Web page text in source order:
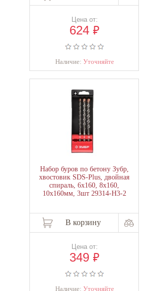
Цена от:
624₽
Наличие: Уточняйте
Набор буров по бетону Зубр,
хвостовик SDS-Plus, двойная
спираль, 6х160, 8х160,
10х160мм, 3шт 29314-H3-2
В корзину
Цена от:
349₽
Наличие: Уточняйте